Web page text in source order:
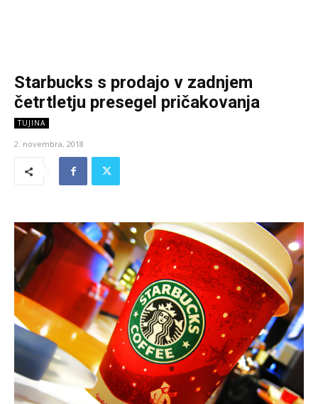
Starbucks s prodajo v zadnjem
četrtletju presegel pričakovanja
TUJINA
2. novembra, 2018